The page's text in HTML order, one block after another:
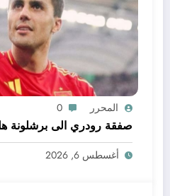
المحرر 0
صفقة رودري الى برشلونة
أغسطس 6, 2026